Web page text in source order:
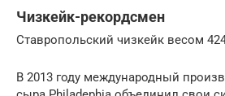
Чизкейк-рекордсмен
Ставропольский чизкейк весом
В 2013 году международный